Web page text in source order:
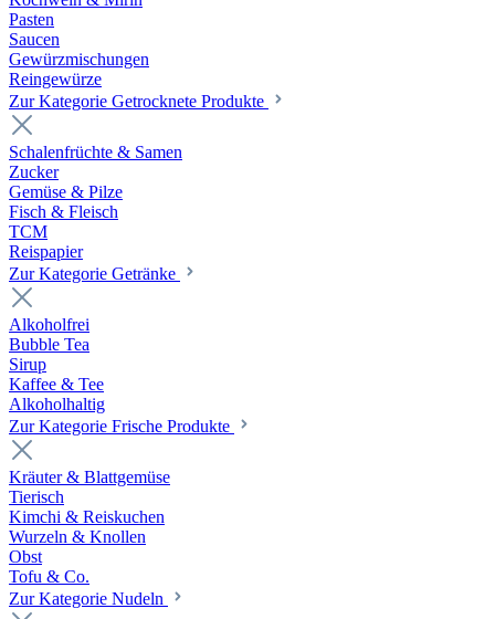
Pasten
Saucen
Gewürzmischungen
Reingewürze
Zur Kategorie Getrocknete Produkte
Schalenfrüchte & Samen
Zucker
Gemüse & Pilze
Fisch & Fleisch
TCM
Reispapier
Zur Kategorie Getränke
Alkoholfrei
Bubble Tea
Sirup
Kaffee & Tee
Alkoholhaltig
Zur Kategorie Frische Produkte
Kräuter & Blattgemüse
Tierisch
Kimchi & Reiskuchen
Wurzeln & Knollen
Obst
Tofu & Co.
Zur Kategorie Nudeln